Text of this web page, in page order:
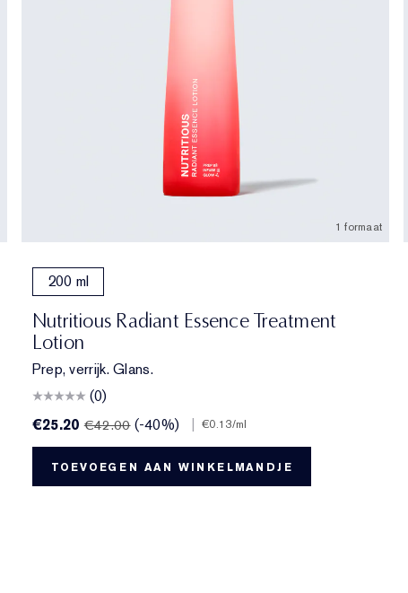
1 formaat
200 ml
Nutritious Radiant Essence Treatment
Lotion
Prep, verrijk. Glans.
(0)
€25.20€42.00 (-40%) | €0.13/ml
TOEVOEGEN AAN WINKELMANDJE